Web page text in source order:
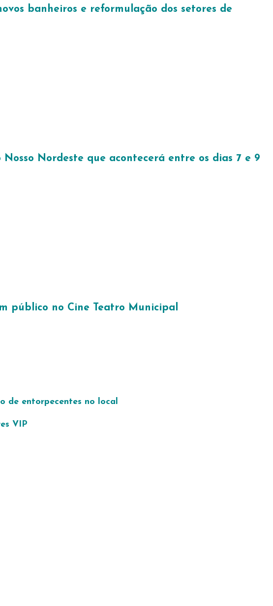
banheiros e reformulação dos setores de
Nordeste que acontecerá entre os dias 7 e 9
público no Cine Teatro Municipal
de entorpecentes no local
VIP